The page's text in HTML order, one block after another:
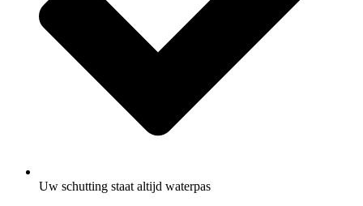
Uw schutting staat altijd waterpas